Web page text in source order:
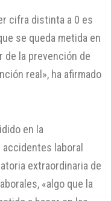
cifra distinta a 0 es
se queda metida en
de la prevención de
real», ha afirmado
en la
laboral
extraordinaria de
«algo que la